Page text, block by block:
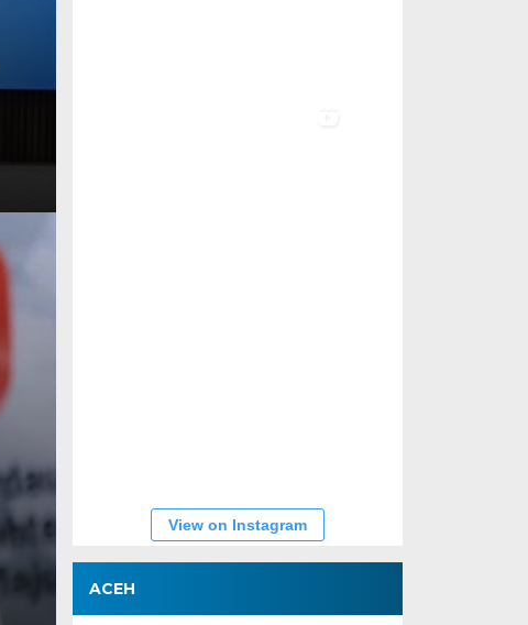
View on Instagram
ACEH